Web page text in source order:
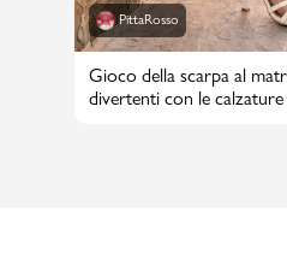
contatti
pcard
PittaRosso
Gioco della scarpa al
divertenti con le calzature